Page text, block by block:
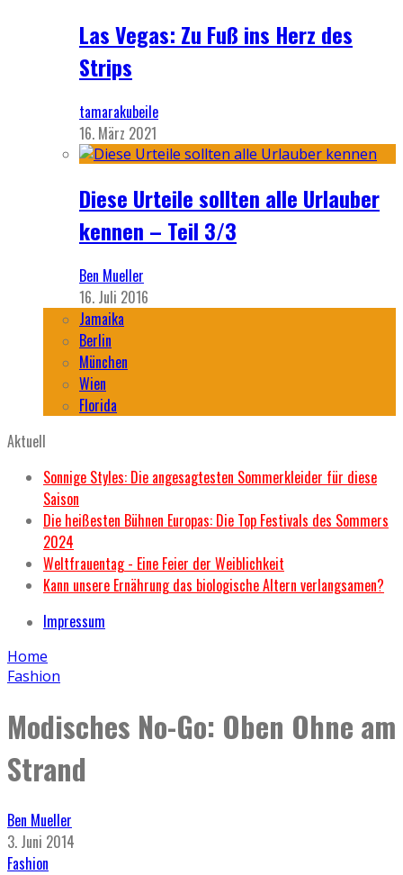
Las Vegas: Zu Fuß ins Herz des
Strips
tamarakubeile
16. März 2021
Diese Urteile sollten alle Urlauber
kennen – Teil 3/3
Ben Mueller
16. Juli 2016
Jamaika
Berlin
München
Wien
Florida
Aktuell
Sonnige Styles: Die angesagtesten Sommerkleider für diese
Saison
Die heißesten Bühnen Europas: Die Top Festivals des Sommers
2024
Weltfrauentag - Eine Feier der Weiblichkeit
Kann unsere Ernährung das biologische Altern verlangsamen?
Impressum
Home
Fashion
Modisches No-Go: Oben Ohne am
Strand
Ben Mueller
3. Juni 2014
Fashion